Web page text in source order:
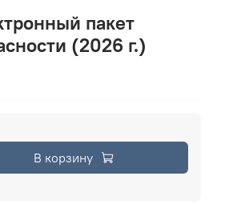
пакет
(2026 г.)
В корзину